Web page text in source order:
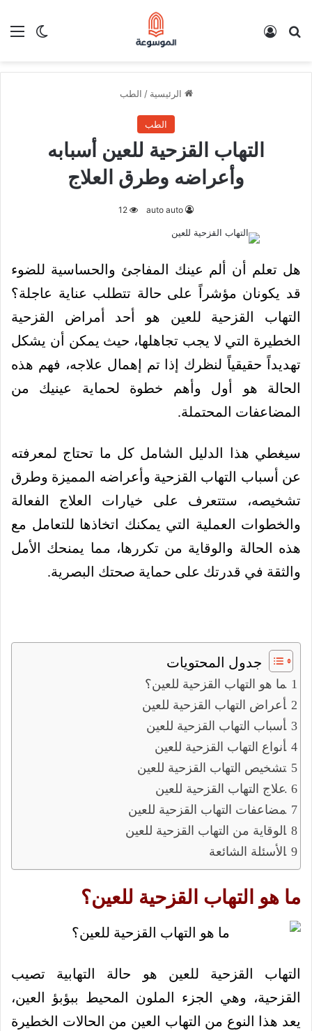
الوضع بحث عن
الرئيسية / الطب
الطب
التهاب القزحية للعين أسبابه
وأعراضه وطرق العلاج
auto auto
12
هل تعلم أن ألم عينك المفاجئ والحساسية للضوء
قد يكونان مؤشراً على حالة تتطلب عناية عاجلة؟
التهاب القزحية للعين هو أحد أمراض القزحية
الخطيرة التي لا يجب تجاهلها، حيث يمكن أن يشكل
تهديداً حقيقياً لنظرك إذا تم إهمال علاجه، فهم هذه
الحالة هو أول وأهم خطوة لحماية عينيك من
المضاعفات المحتملة.
سيغطي هذا الدليل الشامل كل ما تحتاج لمعرفته
عن أسباب التهاب القزحية وأعراضه المميزة وطرق
تشخيصه، ستتعرف على خيارات العلاج الفعالة
والخطوات العملية التي يمكنك اتخاذها للتعامل مع
هذه الحالة والوقاية من تكررها، مما يمنحك الأمل
والثقة في قدرتك على حماية صحتك البصرية.
جدول المحتويات
ما هو التهاب القزحية للعين؟
أعراض التهاب القزحية للعين
أسباب التهاب القزحية للعين
أنواع التهاب القزحية للعين
تشخيص التهاب القزحية للعين
علاج التهاب القزحية للعين
مضاعفات التهاب القزحية للعين
الوقاية من التهاب القزحية للعين
الأسئلة الشائعة
ما هو التهاب القزحية للعين؟
التهاب القزحية للعين هو حالة التهابية تصيب
القزحية، وهي الجزء الملون المحيط ببؤبؤ العين،
يعد هذا النوع من التهاب العين من الحالات الخطيرة